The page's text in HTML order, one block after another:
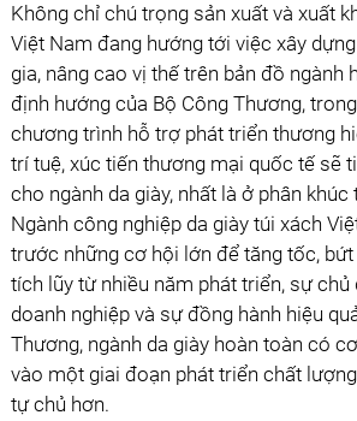
Không chỉ chú trọng sản xuất và xuất
Việt Nam đang hướng tới việc xây
gia, nâng cao vị thế trên bản đồ ngành
định hướng của Bộ Công Thương,
chương trình hỗ trợ phát triển thương
trí tuệ, xúc tiến thương mại quốc tế sẽ
cho ngành da giày, nhất là ở phân
Ngành công nghiệp da giày túi xách
trước những cơ hội lớn để tăng tốc, bứt
tích lũy từ nhiều năm phát triển, sự
doanh nghiệp và sự đồng hành hiệu
Thương, ngành da giày hoàn toàn có
vào một giai đoạn phát triển chất
tự chủ hơn.